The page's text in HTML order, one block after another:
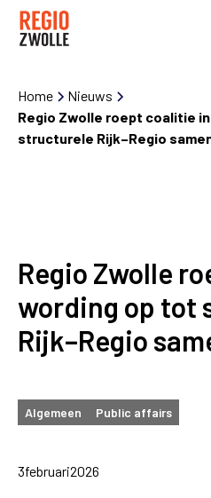
Home
Nieuws
Regio Zwolle roept coalitie
structurele Rijk–Regio
Regio Zwolle
wording op tot
Rijk–Regio
Algemeen Public affairs
3februari2026